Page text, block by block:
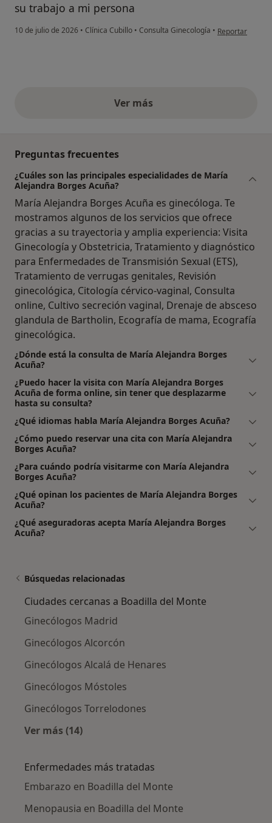
su trabajo a mi persona
10 de julio de 2026 • Clínica Cubillo • Consulta Ginecología • en opinión del
Reportar
Ver másopiniones anteriores
Preguntas frecuentes
¿Cuáles son las principales especialidades de María
Alejandra Borges Acuña?
María Alejandra Borges Acuña es ginecóloga. Te
mostramos algunos de los servicios que ofrece
gracias a su trayectoria y amplia experiencia: Visita
Ginecología y Obstetricia, Tratamiento y diagnóstico
para Enfermedades de Transmisión Sexual (ETS),
Tratamiento de verrugas genitales, Revisión
ginecológica, Citología cérvico-vaginal, Consulta
online, Cultivo secreción vaginal, Drenaje de absceso
glandula de Bartholin, Ecografía de mama, Ecografía
ginecológica.
¿Dónde está la consulta de María Alejandra Borges
Acuña?
¿Puedo hacer la visita con María Alejandra Borges
Acuña de forma online, sin tener que desplazarme
hasta su consulta?
¿Qué idiomas habla María Alejandra Borges Acuña?
¿Cómo puedo reservar una cita con María Alejandra
Borges Acuña?
¿Para cuándo podría visitarme con María Alejandra
Borges Acuña?
¿Qué opinan los pacientes de María Alejandra Borges
Acuña?
¿Qué aseguradoras acepta María Alejandra Borges
Acuña?
Búsquedas relacionadas
Ciudades cercanas a Boadilla del Monte
Ginecólogos Madrid
Ginecólogos Alcorcón
Ginecólogos Alcalá de Henares
Ginecólogos Móstoles
Ginecólogos Torrelodones
Ver más (14)
Enfermedades más tratadas
Embarazo en Boadilla del Monte
Menopausia en Boadilla del Monte